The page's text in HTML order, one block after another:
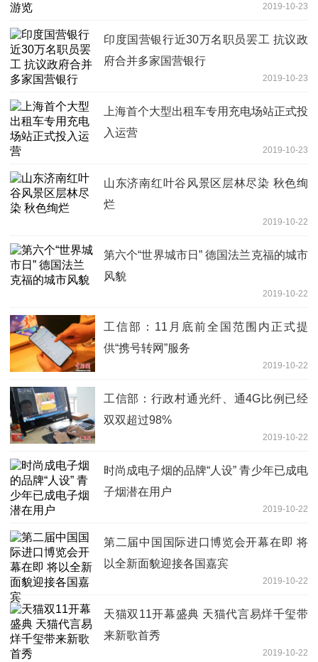
2019-10-23
印度国营银行近30万名职员罢工 抗议政
府合并多家国营银行
2019-10-23
上海首个大型出租车专用充电场站正式投
入运营
2019-10-23
山东济南红叶谷风景区层林尽染 秋色绚
烂
2019-10-22
第六个“世界城市日” 德国法兰克福的城市
风貌
2019-10-22
工信部：11月底前全国范围内正式提
供“携号转网”服务
2019-10-22
工信部：行政村通光纤、通4G比例已经
双双超过98%
2019-10-22
时尚成电子烟的品牌“人设” 青少年已成电
子烟潜在用户
2019-10-22
第二届中国国际进口博览会开幕在即 将
以全新面貌迎接各国嘉宾
2019-10-22
天猫双11开幕盛典 天猫代言易烊千玺带
来新歌首秀
2019-10-22